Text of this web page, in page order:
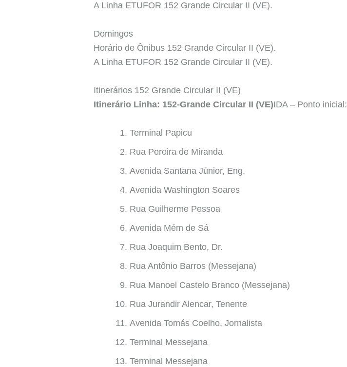
A Linha ETUFOR 152 Grande Circular II (VE).
Domingos
Horário de Ônibus 152 Grande Circular II (VE).
A Linha ETUFOR 152 Grande Circular II (VE).
Itinerários 152 Grande Circular II (VE)
Itinerário Linha: 152-Grande Circular II (VE)IDA – Ponto inicial:
Terminal Papicu
Rua Pereira de Miranda
Avenida Santana Júnior, Eng.
Avenida Washington Soares
Rua Guilherme Pessoa
Avenida Mém de Sá
Rua Joaquim Bento, Dr.
Rua Antônio Barros (Messejana)
Rua Manoel Castelo Branco (Messejana)
Rua Jurandir Alencar, Tenente
Avenida Tomás Coelho, Jornalista
Terminal Messejana
Terminal Messejana